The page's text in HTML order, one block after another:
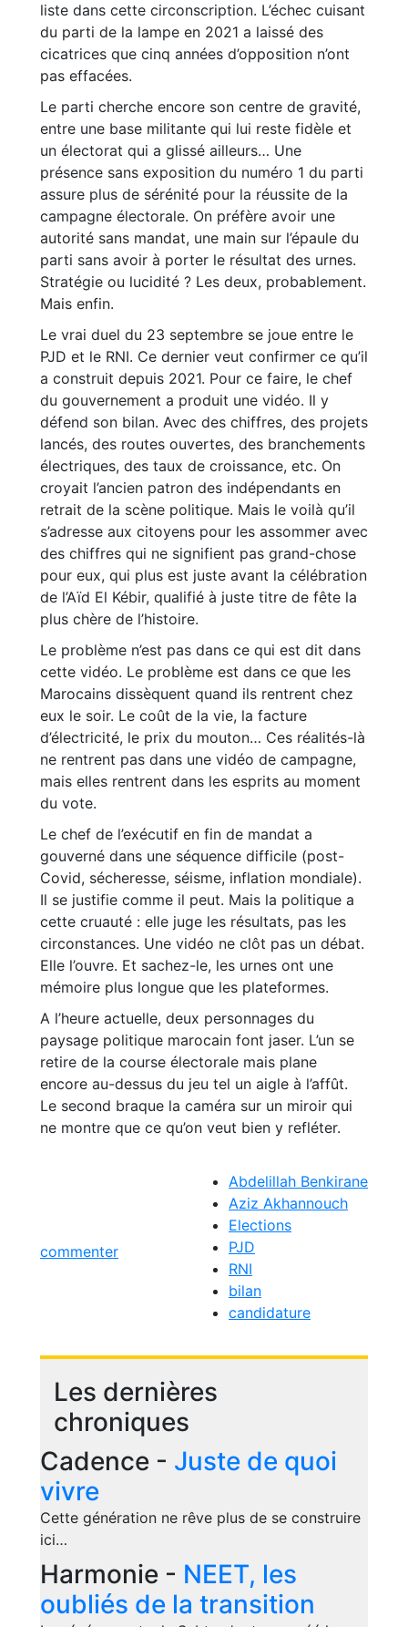
liste dans cette circonscription. L’échec cuisant
du parti de la lampe en 2021 a laissé des
cicatrices que cinq années d’opposition n’ont
pas effacées.
Le parti cherche encore son centre de gravité,
entre une base militante qui lui reste fidèle et
un électorat qui a glissé ailleurs… Une
présence sans exposition du numéro 1 du parti
assure plus de sérénité pour la réussite de la
campagne électorale. On préfère avoir une
autorité sans mandat, une main sur l’épaule du
parti sans avoir à porter le résultat des urnes.
Stratégie ou lucidité ? Les deux, probablement.
Mais enfin.
Le vrai duel du 23 septembre se joue entre le
PJD et le RNI. Ce dernier veut confirmer ce qu’il
a construit depuis 2021. Pour ce faire, le chef
du gouvernement a produit une vidéo. Il y
défend son bilan. Avec des chiffres, des projets
lancés, des routes ouvertes, des branchements
électriques, des taux de croissance, etc. On
croyait l’ancien patron des indépendants en
retrait de la scène politique. Mais le voilà qu’il
s’adresse aux citoyens pour les assommer avec
des chiffres qui ne signifient pas grand-chose
pour eux, qui plus est juste avant la célébration
de l’Aïd El Kébir, qualifié à juste titre de fête la
plus chère de l’histoire.
Le problème n’est pas dans ce qui est dit dans
cette vidéo. Le problème est dans ce que les
Marocains dissèquent quand ils rentrent chez
eux le soir. Le coût de la vie, la facture
d’électricité, le prix du mouton… Ces réalités-là
ne rentrent pas dans une vidéo de campagne,
mais elles rentrent dans les esprits au moment
du vote.
Le chef de l’exécutif en fin de mandat a
gouverné dans une séquence difficile (post-
Covid, sécheresse, séisme, inflation mondiale).
Il se justifie comme il peut. Mais la politique a
cette cruauté : elle juge les résultats, pas les
circonstances. Une vidéo ne clôt pas un débat.
Elle l’ouvre. Et sachez-le, les urnes ont une
mémoire plus longue que les plateformes.
A l’heure actuelle, deux personnages du
paysage politique marocain font jaser. L’un se
retire de la course électorale mais plane
encore au-dessus du jeu tel un aigle à l’affût.
Le second braque la caméra sur un miroir qui
ne montre que ce qu’on veut bien y refléter.
commenter
Abdelillah Benkirane
Aziz Akhannouch
Elections
PJD
RNI
bilan
candidature
Les dernières
chroniques
Cadence - Juste de quoi
vivre
Cette génération ne rêve plus de se construire
ici…
Harmonie - NEET, les
oubliés de la transition